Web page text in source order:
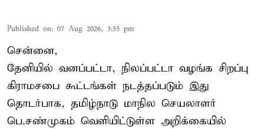
Published on: 07 Aug 2026, 3:55 pm
சென்னை,
தேனியில் வனப்பட்டா, நிலப்பட்டா வழங்க சிறப்பு
கிராமசபை கூட்டங்கள் நடத்தப்படும் இது
தொடர்பாக, தமிழ்நாடு மாநில செயலாளர்
பெ.சண்முகம் வெளியிட்டுள்ள அறிக்கையில்